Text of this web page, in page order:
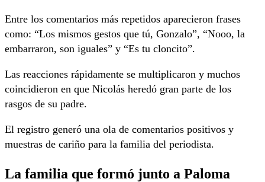
Entre los comentarios más repetidos aparecieron frases
como: “Los mismos gestos que tú, Gonzalo”, “Nooo, la
embarraron, son iguales” y “Es tu cloncito”.
Las reacciones rápidamente se multiplicaron y muchos
coincidieron en que Nicolás heredó gran parte de los
rasgos de su padre.
El registro generó una ola de comentarios positivos y
muestras de cariño para la familia del periodista.
La familia que formó junto a Paloma